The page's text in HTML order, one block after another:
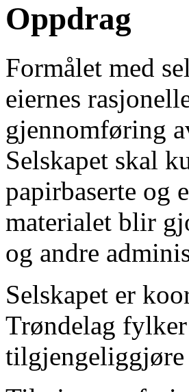
Oppdrag
Formålet med
eiernes
gjennomføring
Selskapet skal
papirbaserte og
materialet blir
og andre
Selskapet er
Trøndelag